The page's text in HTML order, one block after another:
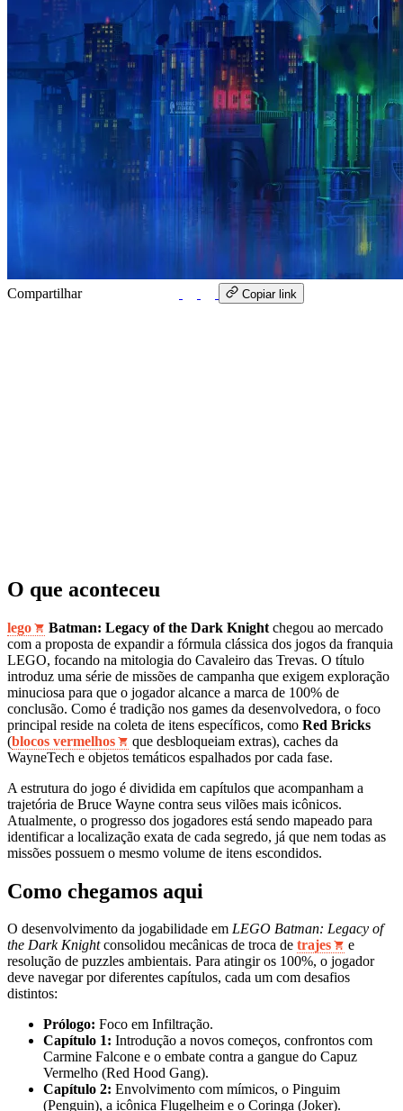
Compartilhar Copiar link
O que aconteceu
lego Batman: Legacy of the Dark Knight chegou ao mercado
com a proposta de expandir a fórmula clássica dos jogos da franquia
LEGO, focando na mitologia do Cavaleiro das Trevas. O título
introduz uma série de missões de campanha que exigem exploração
minuciosa para que o jogador alcance a marca de 100% de
conclusão. Como é tradição nos games da desenvolvedora, o foco
principal reside na coleta de itens específicos, como Red Bricks
(blocos vermelhos
que desbloqueiam extras), caches da
WayneTech e objetos temáticos espalhados por cada fase.
A estrutura do jogo é dividida em capítulos que acompanham a
trajetória de Bruce Wayne contra seus vilões mais icônicos.
Atualmente, o progresso dos jogadores está sendo mapeado para
identificar a localização exata de cada segredo, já que nem todas as
missões possuem o mesmo volume de itens escondidos.
Como chegamos aqui
O desenvolvimento da jogabilidade em LEGO Batman: Legacy of
the Dark Knightconsolidou mecânicas de troca de trajes
e
resolução de puzzles ambientais. Para atingir os 100%, o jogador
deve navegar por diferentes capítulos, cada um com desafios
distintos:
Prólogo: Foco em Infiltração.
Capítulo 1: Introdução a novos começos, confrontos com
Carmine Falcone e o embate contra a gangue do Capuz
Vermelho (Red Hood Gang).
Capítulo 2: Envolvimento com mímicos, o Pinguim
(Penguin), a icônica Flugelheim e o Coringa (Joker).